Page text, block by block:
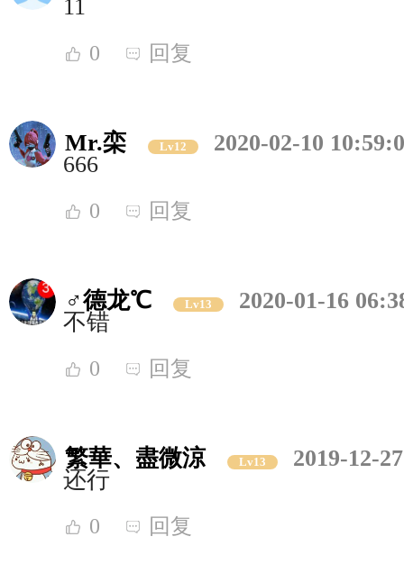
11
0 回复
Mr.栾 Lv12
2020-02-10
666
0 回复
♂德龙℃ Lv13
2020-01-16
不错
0 回复
繁華、盡微涼 Lv13
2019-12-
还行
0 回复